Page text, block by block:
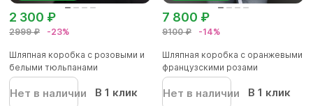
2999 ₽ -23%
2 300 ₽
Шляпная коробка с розовыми и
белыми тюльпанами
Нет в наличии В 1 клик
9100 ₽ -14%
7 800 ₽
Шляпная коробка с оранжевыми
французскими розами
Нет в наличии В 1 клик